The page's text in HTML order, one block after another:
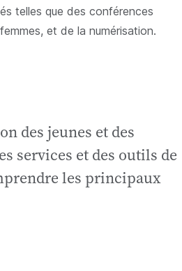
telles que des conférences
et de la numérisation.
des jeunes et des
services et des outils de
les principaux